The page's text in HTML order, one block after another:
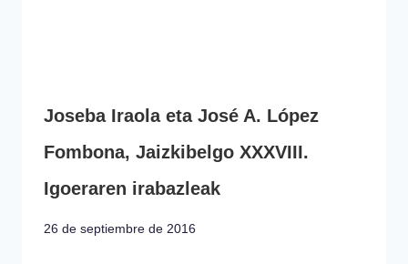
Joseba Iraola eta José A. López
Fombona, Jaizkibelgo XXXVIII.
Igoeraren irabazleak
26 de septiembre de 2016